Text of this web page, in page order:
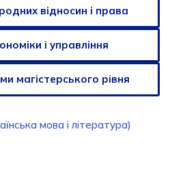
відносин і права
і управління
магістерського рівня
мова і література)